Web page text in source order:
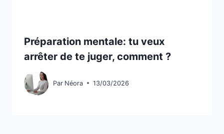
Préparation mentale: tu veux
arrêter de te juger, comment ?
Par Néora 13/03/2026